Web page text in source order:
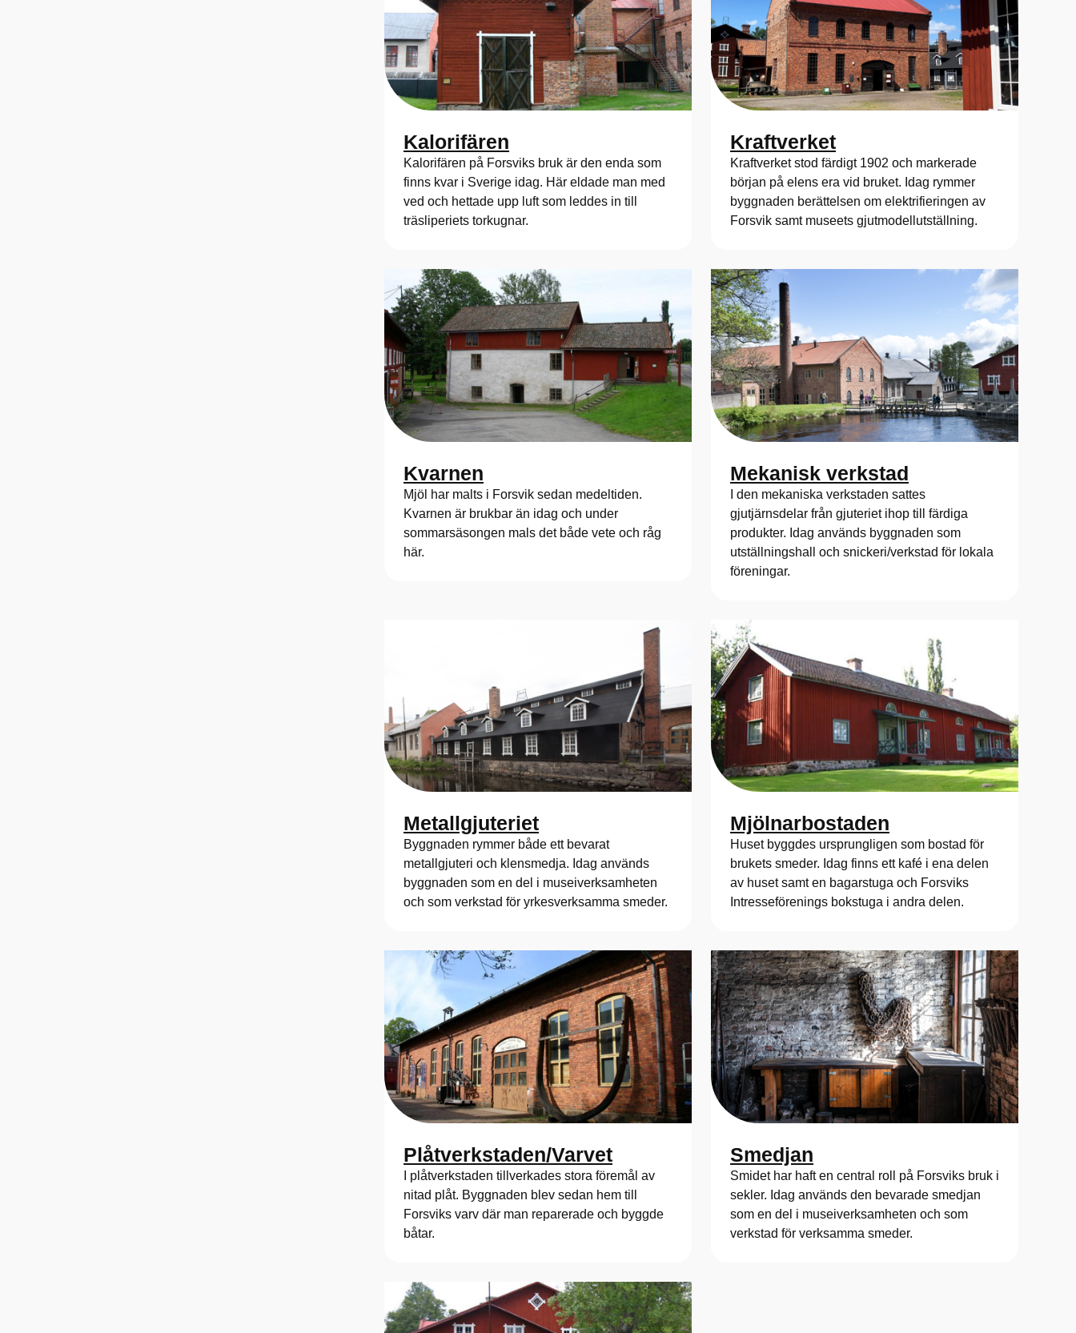
Kalorifären
Kalorifären på Forsviks bruk är den enda som
finns kvar i Sverige idag. Här eldade man med
ved och hettade upp luft som leddes in till
träsliperiets torkugnar.
Kraftverket
Kraftverket stod färdigt 1902 och markerade
början på elens era vid bruket. Idag rymmer
byggnaden berättelsen om elektrifieringen av
Forsvik samt museets gjutmodellutställning.
Kvarnen
Mjöl har malts i Forsvik sedan medeltiden.
Kvarnen är brukbar än idag och under
sommarsäsongen mals det både vete och råg
här.
Mekanisk verkstad
I den mekaniska verkstaden sattes
gjutjärnsdelar från gjuteriet ihop till färdiga
produkter. Idag används byggnaden som
utställningshall och snickeri/verkstad för lokala
föreningar.
Metallgjuteriet
Byggnaden rymmer både ett bevarat
metallgjuteri och klensmedja. Idag används
byggnaden som en del i museiverksamheten
och som verkstad för yrkesverksamma smeder.
Mjölnarbostaden
Huset byggdes ursprungligen som bostad för
brukets smeder. Idag finns ett kafé i ena delen
av huset samt en bagarstuga och Forsviks
Intresseförenings bokstuga i andra delen.
Plåtverkstaden/Varvet
I plåtverkstaden tillverkades stora föremål av
nitad plåt. Byggnaden blev sedan hem till
Forsviks varv där man reparerade och byggde
båtar.
Smedjan
Smidet har haft en central roll på Forsviks bruk i
sekler. Idag används den bevarade smedjan
som en del i museiverksamheten och som
verkstad för verksamma smeder.